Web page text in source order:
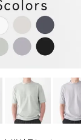
ートに入れる
再入荷お知らせ
カートに入れる
カートに入れる